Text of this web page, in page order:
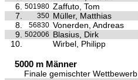
6. 501980 Zaffuto, Tom
7.
350 Müller, Matthias
8.
56830 Vonerden, Andreas
9. 502006 Blasius, Dirk
10.
Wirbel, Philipp
5000 m Männer
Finale gemischter Wettbewerb